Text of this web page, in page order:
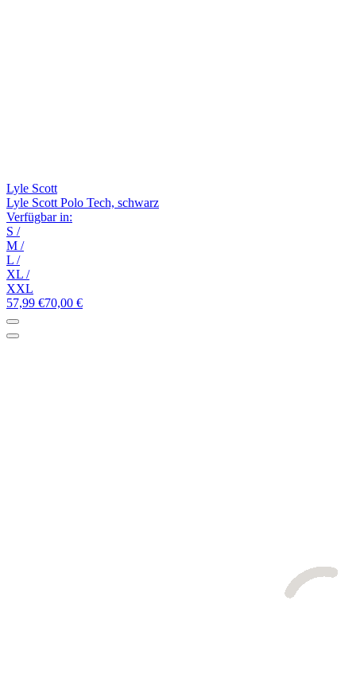
Lyle Scott
Lyle Scott Polo Tech, schwarz
Verfügbar in:
S /
M /
L /
XL /
XXL
57,99 €70,00 €